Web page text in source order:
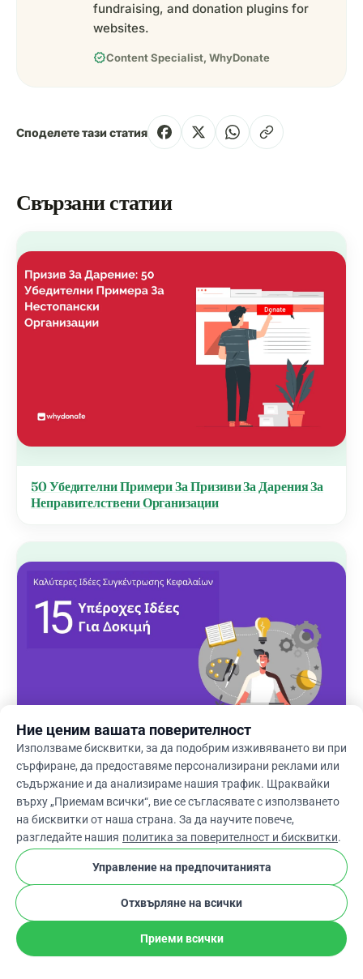
fundraising, and donation plugins for
websites.
verifiedContent Specialist, WhyDonate
Споделете тази статия
Свързани статии
50 Убедителни Примери За Призиви За Дарения За
Неправителствени Организации
Най-Добри Идеи За Събиране На Средства – 15
Страхотни Идеи За Опит
Ние ценим вашата поверителност
Използваме бисквитки, за да подобрим изживяването ви при
сърфиране, да предоставяме персонализирани реклами или
съдържание и да анализираме нашия трафик. Щраквайки
върху „Приемам всички“, вие се съгласявате с използването
на бисквитки от наша страна. За да научите повече,
разгледайте нашия политика за поверителност и бисквитки.
Управление на предпочитанията
Отхвърляне на всички
Приеми всички